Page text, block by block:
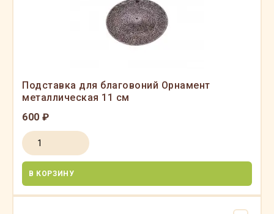
Подставка для благовоний Орнамент
металлическая 11 см
600 ₽
В КОРЗИНУ